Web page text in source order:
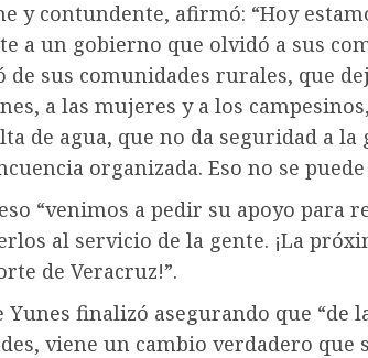
y contundente, afirmó: “Hoy
a un gobierno que olvidó a sus
de sus comunidades rurales, que
a las mujeres y a los
de agua, que no da seguridad a la
organizada. Eso no se
“venimos a pedir su apoyo para
al servicio de la gente. ¡La
de Veracruz!”.
Yunes finalizó asegurando que “de
viene un cambio verdadero que